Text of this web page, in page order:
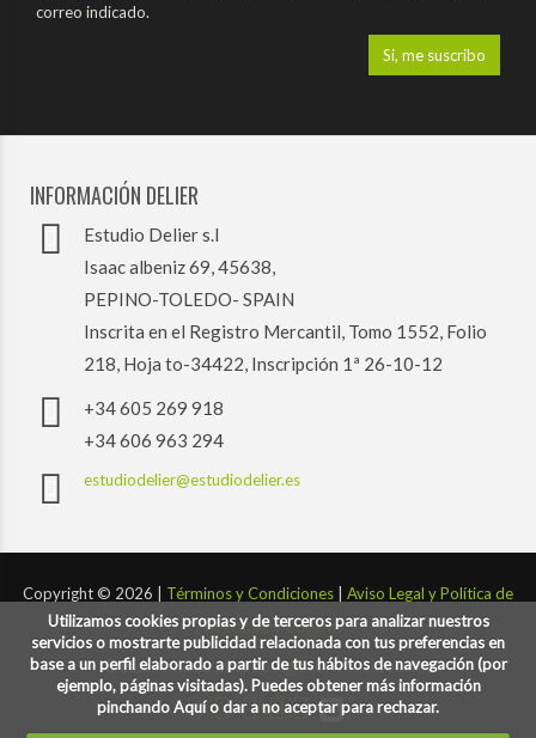
Utilizamos cookies propias y de terceros para analizar nuestros
servicios o mostrarte publicidad relacionada con tus preferencias en
base a un perfil elaborado a partir de tus hábitos de navegación (por
ejemplo, páginas visitadas). Puedes obtener más información
pinchando Aquí o dar a no aceptar para rechazar.
correo indicado.
INFORMACIÓN DELIER
Estudio Delier s.l
Isaac albeniz 69, 45638,
PEPINO-TOLEDO- SPAIN
Inscrita en el Registro Mercantil, Tomo 1552, Folio
218, Hoja to-34422, Inscripción 1ª 26-10-12
+34 605 269 918
+34 606 963 294
estudiodelier@estudiodelier.es
Copyright © 2026 | Términos y Condiciones
Aviso Legal y Política de
Privacidad y Cookies
Desarrollado por:codigoconsentido.com